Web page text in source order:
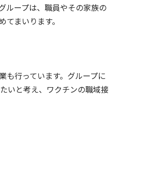
ループは、職員やその家族の
まいります。
も行っています。グループに
いと考え、ワクチンの職域接